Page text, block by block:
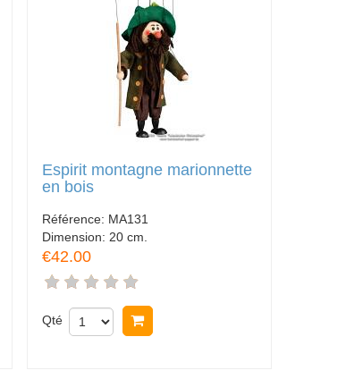
Espirit montagne marionnette
en bois
Référence: MA131
Dimension: 20 cm.
€42.00
Qté